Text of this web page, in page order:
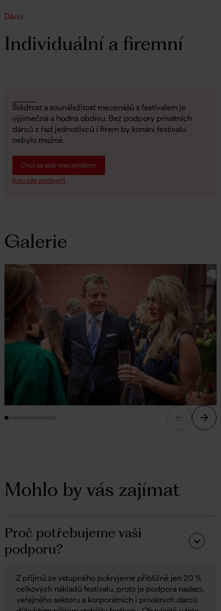
Dárci
Individuální a firemní
Štědrost a sounáležitost mecenášů s festivalem je
výjimečná a hodná obdivu. Bez podpory privátních
dárců z řad jednotlivců i firem by konání festivalu
nebylo možné.
Chci se stát mecenášem
Kdo nás podpořil
Galerie
Mohlo by vás zajímat
Proč potřebujeme vaši
podporu?
Z příjmů ze vstupného pokryjeme přibližně jen 20 %
celkových nákladů festivalu, proto je podpora nadací,
veřejného sektoru a korporátních i privátních dárců